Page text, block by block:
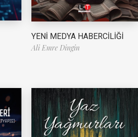
YENİ MEDYA HABERCİLİĞİ
Ali Emre Dingin